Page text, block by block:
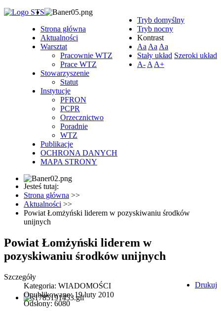
Tryb domyślny
Tryb nocny
Kontrast
Aa Aa Aa
Stały układ Szeroki układ
A- A A+
Strona główna
Aktualności
Warsztat
Pracownie WTZ
Prace WTZ
Stowarzyszenie
Statut
Instytucje
PFRON
PCPR
Orzecznictwo
Poradnie
WTZ
Publikacje
OCHRONA DANYCH
MAPA STRONY
Jesteś tutaj:
Strona główna >>
Aktualności >>
Powiat Łomżyński liderem w pozyskiwaniu środków
unijnych
Powiat Łomżyński liderem w
pozyskiwaniu środków unijnych
Drukuj
Szczegóły
Kategoria: WIADOMOŚCI
Opublikowano: 19 luty 2010
Odsłony: 6080